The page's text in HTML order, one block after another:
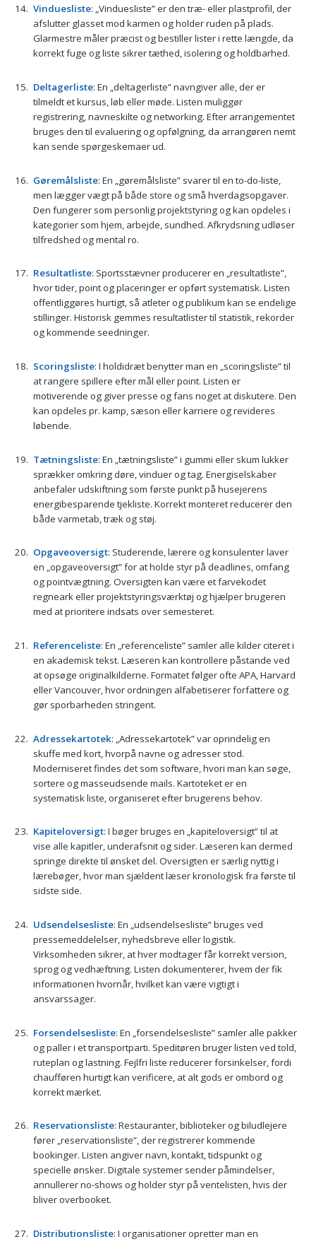
Vinduesliste: „Vinduesliste” er den træ- eller plastprofil, der
afslutter glasset mod karmen og holder ruden på plads.
Glarmestre måler præcist og bestiller lister i rette længde, da
korrekt fuge og liste sikrer tæthed, isolering og holdbarhed.
Deltagerliste: En „deltagerliste” navngiver alle, der er
tilmeldt et kursus, løb eller møde. Listen muliggør
registrering, navneskilte og networking. Efter arrangementet
bruges den til evaluering og opfølgning, da arrangøren nemt
kan sende spørgeskemaer ud.
Gøremålsliste: En „gøremålsliste” svarer til en to-do-liste,
men lægger vægt på både store og små hverdagsopgaver.
Den fungerer som personlig projektstyring og kan opdeles i
kategorier som hjem, arbejde, sundhed. Afkrydsning udløser
tilfredshed og mental ro.
Resultatliste: Sportsstævner producerer en „resultatliste”,
hvor tider, point og placeringer er opført systematisk. Listen
offentliggøres hurtigt, så atleter og publikum kan se endelige
stillinger. Historisk gemmes resultatlister til statistik, rekorder
og kommende seedninger.
Scoringsliste: I holdidræt benytter man en „scoringsliste” til
at rangere spillere efter mål eller point. Listen er
motiverende og giver presse og fans noget at diskutere. Den
kan opdeles pr. kamp, sæson eller karriere og revideres
løbende.
Tætningsliste: En „tætningsliste” i gummi eller skum lukker
sprækker omkring døre, vinduer og tag. Energiselskaber
anbefaler udskiftning som første punkt på husejerens
energibesparende tjekliste. Korrekt monteret reducerer den
både varmetab, træk og støj.
Opgaveoversigt: Studerende, lærere og konsulenter laver
en „opgaveoversigt” for at holde styr på deadlines, omfang
og pointvægtning. Oversigten kan være et farvekodet
regneark eller projektstyringsværktøj og hjælper brugeren
med at prioritere indsats over semesteret.
Referenceliste: En „referenceliste” samler alle kilder citeret i
en akademisk tekst. Læseren kan kontrollere påstande ved
at opsøge originalkilderne. Formatet følger ofte APA, Harvard
eller Vancouver, hvor ordningen alfabetiserer forfattere og
gør sporbarheden stringent.
Adressekartotek: „Adressekartotek” var oprindelig en
skuffe med kort, hvorpå navne og adresser stod.
Moderniseret findes det som software, hvori man kan søge,
sortere og masseudsende mails. Kartoteket er en
systematisk liste, organiseret efter brugerens behov.
Kapiteloversigt: I bøger bruges en „kapiteloversigt” til at
vise alle kapitler, underafsnit og sider. Læseren kan dermed
springe direkte til ønsket del. Oversigten er særlig nyttig i
lærebøger, hvor man sjældent læser kronologisk fra første til
sidste side.
Udsendelsesliste: En „udsendelsesliste” bruges ved
pressemeddelelser, nyhedsbreve eller logistik.
Virksomheden sikrer, at hver modtager får korrekt version,
sprog og vedhæftning. Listen dokumenterer, hvem der fik
informationen hvornår, hvilket kan være vigtigt i
ansvarssager.
Forsendelsesliste: En „forsendelsesliste” samler alle pakker
og paller i et transportparti. Speditøren bruger listen ved told,
ruteplan og lastning. Fejlfri liste reducerer forsinkelser, fordi
chaufføren hurtigt kan verificere, at alt gods er ombord og
korrekt mærket.
Reservationsliste: Restauranter, biblioteker og biludlejere
fører „reservationsliste”, der registrerer kommende
bookinger. Listen angiver navn, kontakt, tidspunkt og
specielle ønsker. Digitale systemer sender påmindelser,
annullerer no-shows og holder styr på ventelisten, hvis der
bliver overbooket.
Distributionsliste: I organisationer opretter man en